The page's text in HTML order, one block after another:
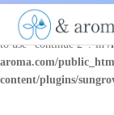
Warning: "continue"
to use "continue 2"? in/
aroma.com/
content/plugins/